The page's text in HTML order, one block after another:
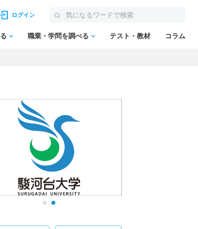
ログイン
職業・学問を調べる テスト・教材 コラム